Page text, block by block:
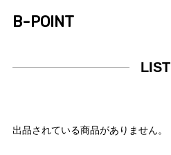
B-POINT
LIST
出品されている商品がありません。